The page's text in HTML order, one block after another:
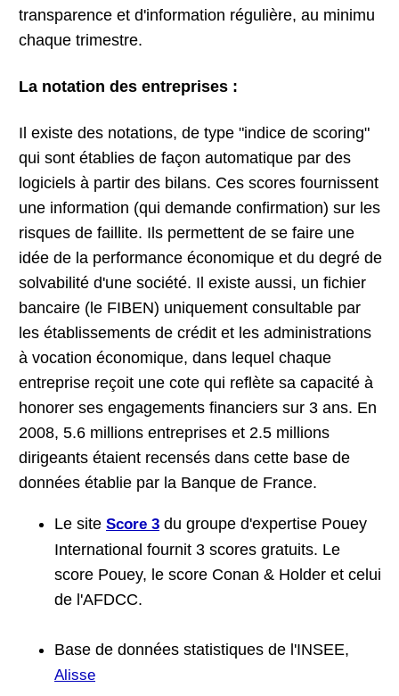
transparence et d'information régulière, au minimu
chaque trimestre.
La notation des entreprises :
Il existe des notations, de type "indice de scoring"
qui sont établies de façon automatique par des
logiciels à partir des bilans. Ces scores fournissent
une information (qui demande confirmation) sur les
risques de faillite. Ils permettent de se faire une
idée de la performance économique et du degré de
solvabilité d'une société. Il existe aussi, un fichier
bancaire (le FIBEN) uniquement consultable par
les établissements de crédit et les administrations
à vocation économique, dans lequel chaque
entreprise reçoit une cote qui reflète sa capacité à
honorer ses engagements financiers sur 3 ans. En
2008, 5.6 millions entreprises et 2.5 millions
dirigeants étaient recensés dans cette base de
données établie par la Banque de France.
Le site Score 3 du groupe d'expertise Pouey
International fournit 3 scores gratuits. Le
score Pouey, le score Conan & Holder et celui
de l'AFDCC.
Base de données statistiques de l'INSEE,
Alisse